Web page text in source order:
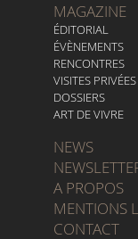
MAGAZINE
ÉDITORIAL
ÉVÈNEMENTS
RENCONTRES
VISITES PRIVÉES
DOSSIERS
ART DE VIVRE
NEWS
A PROPOS
MENTIONS
CONTACT